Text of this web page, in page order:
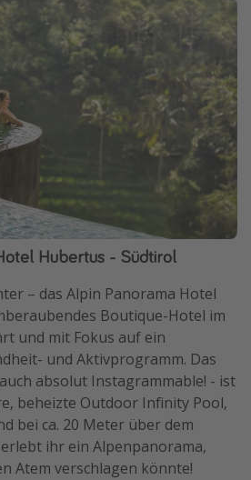
Hubertus - Südtirol
– das Alpin Panorama Hotel
Boutique-Hotel im
und mit Fokus auf ein
und Aktivprogramm. Das
absolut Instagrammable! - ist
beheizte Outdoor Infinity Pool,
bei ca. 20 Meter über dem
ihr ein Alpenpanorama,
Atem verschlagen könnte!